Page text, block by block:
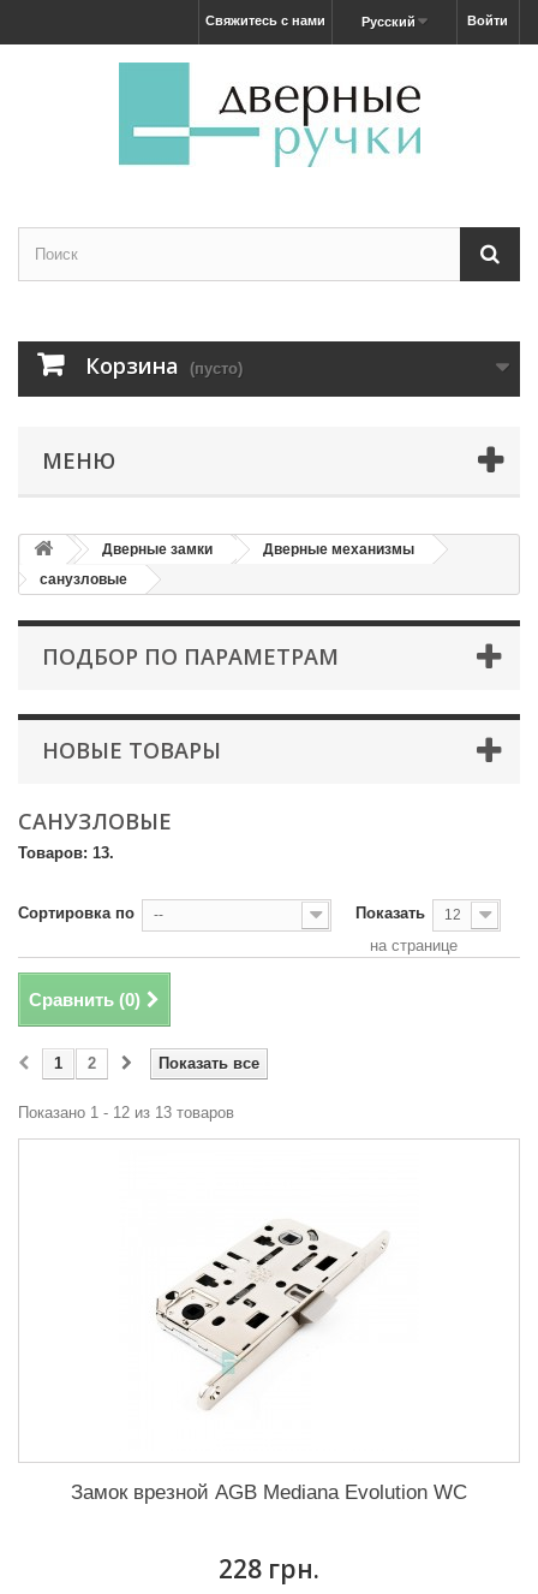
Войти
Русский
Свяжитесь с нами
Корзина (пусто)
МЕНЮ
Дверные замки
Дверные механизмы
санузловые
ПОДБОР ПО ПАРАМЕТРАМ
НОВЫЕ ТОВАРЫ
САНУЗЛОВЫЕ
Товаров: 13.
Сортировка по -- Показать 12
на странице
Сравнить (0)
Показать все
1 2
Показано 1 - 12 из 13 товаров
Замок врезной AGB Mediana Evolution WC
228 грн.